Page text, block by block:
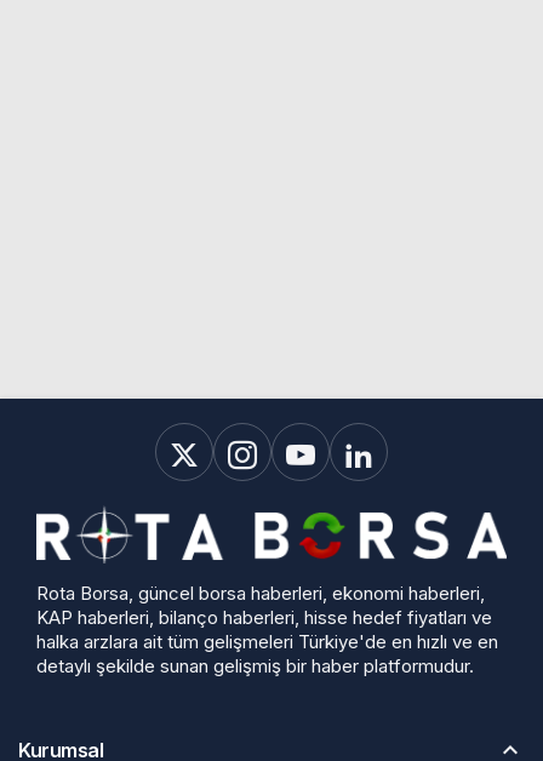
Rota Borsa, güncel borsa haberleri, ekonomi haberleri,
KAP haberleri, bilanço haberleri, hisse hedef fiyatları ve
halka arzlara ait tüm gelişmeleri Türkiye'de en hızlı ve en
detaylı şekilde sunan gelişmiş bir haber platformudur.
Kurumsal